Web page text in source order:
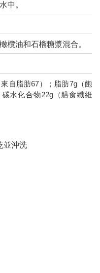
中。
欖油和石榴糖漿混合。
自脂肪67）；脂肪7g（飽
水化合物22g（膳食纖維
並沖洗